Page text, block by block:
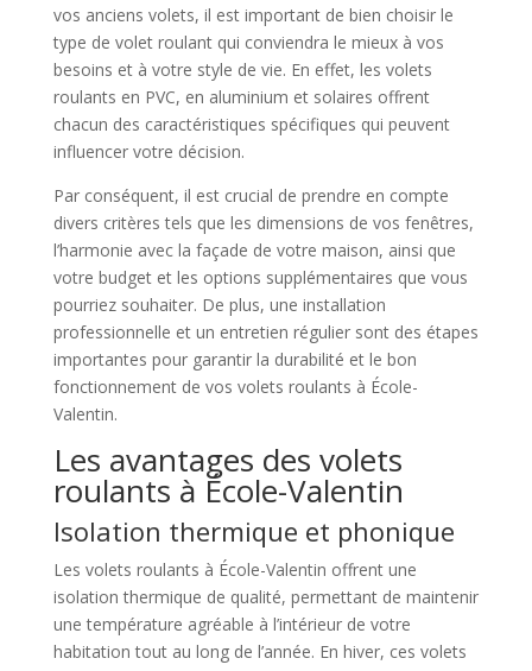
vos anciens volets, il est important de bien choisir le
type de volet roulant qui conviendra le mieux à vos
besoins et à votre style de vie. En effet, les volets
roulants en PVC, en aluminium et solaires offrent
chacun des caractéristiques spécifiques qui peuvent
influencer votre décision.
Par conséquent, il est crucial de prendre en compte
divers critères tels que les dimensions de vos fenêtres,
l’harmonie avec la façade de votre maison, ainsi que
votre budget et les options supplémentaires que vous
pourriez souhaiter. De plus, une installation
professionnelle et un entretien régulier sont des étapes
importantes pour garantir la durabilité et le bon
fonctionnement de vos volets roulants à École-
Valentin.
Les avantages des volets
roulants à École-Valentin
Isolation thermique et phonique
Les volets roulants à École-Valentin offrent une
isolation thermique de qualité, permettant de maintenir
une température agréable à l’intérieur de votre
habitation tout au long de l’année. En hiver, ces volets